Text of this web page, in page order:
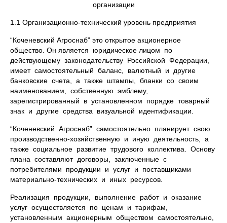
организации
1.1 Организационно-технический уровень предприятия
“Коченевский Агроснаб” это открытое акционерное
общество. Он является юридическое лицом по
действующему законодательству Российской Федерации,
имеет самостоятельный баланс, валютный и другие
банковские счета, а также штампы, бланки со своим
наименованием, собственную эмблему,
зарегистрированный в установленном порядке товарный
знак и другие средства визуальной идентификации.
“Коченевский Агроснаб” самостоятельно планирует свою
производственно-хозяйственную и иную деятельность, а
также социальное развитие трудового коллектива. Основу
плана составляют договоры, заключенные с
потребителями продукции и услуг и поставщиками
материально-технических и иных ресурсов.
Реализация продукции, выполнение работ и оказание
услуг осуществляется по ценам и тарифам,
установленным акционерным обществом самостоятельно,